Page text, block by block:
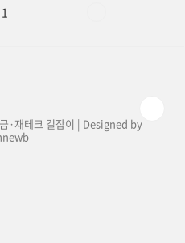
원)⭐ 추천 이유: 진한 국물과 푸
1
·재테크 길잡이 | Designed by